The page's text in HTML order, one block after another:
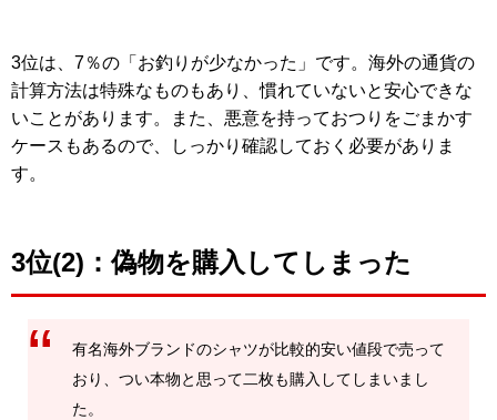
3位は、7％の「お釣りが少なかった」です。海外の通貨の
計算方法は特殊なものもあり、慣れていないと安心できな
いことがあります。また、悪意を持っておつりをごまかす
ケースもあるので、しっかり確認しておく必要がありま
す。
3位(2)：偽物を購入してしまった
有名海外ブランドのシャツが比較的安い値段で売って
おり、つい本物と思って二枚も購入してしまいまし
た。